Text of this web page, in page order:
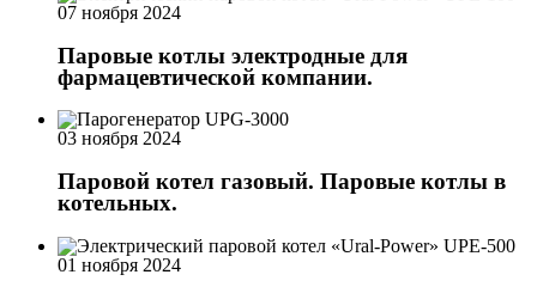
07 ноября 2024
Паровые котлы электродные для
фармацевтической компании.
03 ноября 2024
Паровой котел газовый. Паровые котлы в
котельных.
01 ноября 2024